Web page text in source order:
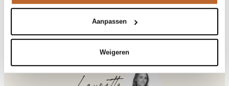
Aanpassen
Weigeren
Productnaam
MARIA
00036701
Productnummer
00036701
Gemeleerd, Logo
Mouwlengte
Lange mouw
Gelegenheid
Festival
Bij Orangebag ontvang je gratis verzending vanaf €99. Alle
zodat je jouw pakket altijd kunt volgen. Bestel je voor 21:45
uur op werkdagen? Dan wordt je pakket vandaag nog
Vragen of hulp nodig?
Shop the look